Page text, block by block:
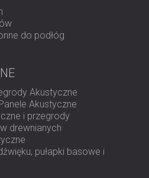
do podłóg
Akustyczne
Akustyczne
i przegrody
drewnianych
pułapki basowe i